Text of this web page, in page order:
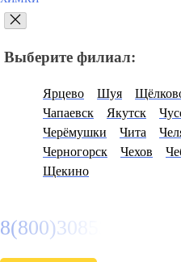
Выберите филиал:
Ярцево Шуя
Чапаевск
Якутск
Черёмушки
Чита
Черногорск
Чехов
Щекино
8(800)3085303